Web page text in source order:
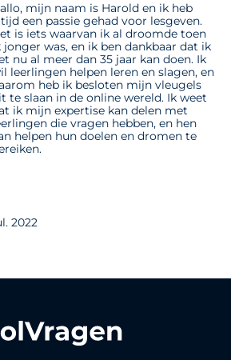
mijn naam is Harold en ik heb
een passie gehad voor lesgeven.
is iets waarvan ik al droomde toen
jonger was, en ik ben dankbaar dat ik
nu al meer dan 35 jaar kan doen. Ik
leerlingen helpen leren en slagen, en
heb ik besloten mijn vleugels
te slaan in de online wereld. Ik weet
ik mijn expertise kan delen met
die vragen hebben, en hen
helpen hun doelen en dromen te
2022